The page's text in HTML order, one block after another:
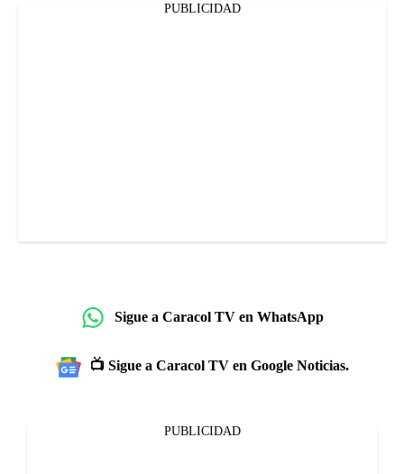
PUBLICIDAD
Sigue a Caracol TV en WhatsApp
📺 Sigue a Caracol TV en Google Noticias.
PUBLICIDAD